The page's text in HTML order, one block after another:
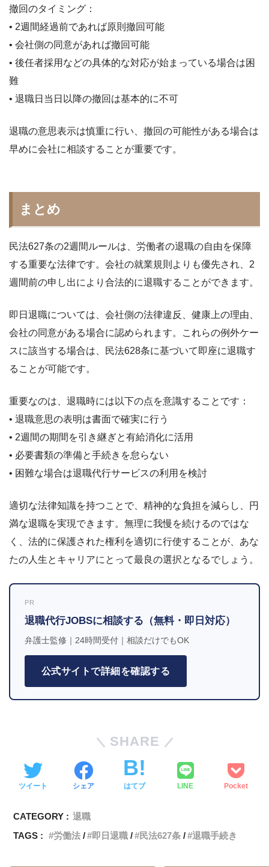
撤回のタイミング：
• 2週間経過前であれば原則撤回可能
• 会社側の同意があれば撤回可能
• 後任者採用などの具体的な対応が始まっている場合は困
難
• 退職日当日以降の撤回は基本的に不可
退職の意思表示は慎重に行い、撤回の可能性がある場合は
早めに会社に相談することが重要です。
まとめ
民法627条の2週間ルールは、労働者の退職の自由を保障
する重要な法律です。会社の就業規則よりも優先され、2
週間前の申し出により合法的に退職することができます。
即日退職については、会社側の法律違反、健康上の理由、
会社の同意がある場合に認められます。これらの例外ケー
スに該当する場合は、民法628条に基づいて即座に退職す
ることが可能です。
重要なのは、退職時には以下の点を意識することです：
• 退職意思の表明は書面で確実に行う
• 2週間の期間を引き継ぎと有給消化に活用
• 必要書類の準備と手続きを怠らない
• 困難な場合は退職代行サービスの利用を検討
適切な法律知識を持つことで、精神的な負担を減らし、円
満な退職を実現できます。無理に我慢を続けるのではな
く、法的に保護された権利を適切に行使することが、あな
たの人生とキャリアにとって最良の選択となるでしょう。
PR
退職代行JOBSに相談する（無料・即日対応）
弁護士監修｜24時間受付｜相談だけでもOK
公式サイトで詳細を確認する
SHARE
ツイート シェア はてブ LINE Pocket
CATEGORY : 退職
TAGS :
労働法 即日退職 民法627条 退職手続き